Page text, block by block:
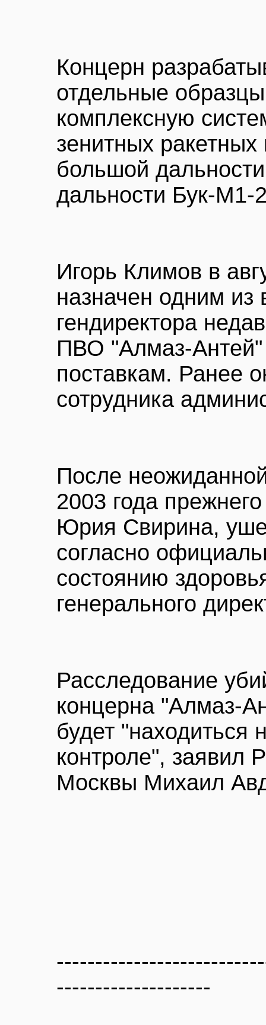
Концерн
отдельные
комплексную
зенитных
большой
дальности Бук-
Игорь Климов в
назначен одним из
гендиректора
ПВО "Алмаз-Антей"
поставкам. Ранее
сотрудника
После
2003 года
Юрия Свирина,
согласно
состоянию
генерального
Расследование
концерна "Алмаз-
будет
контроле", заявил
Москвы Михаил
--------------------